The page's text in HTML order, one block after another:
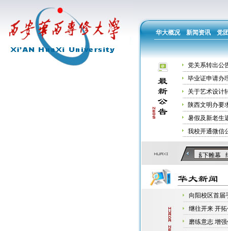
华大概况 新闻资讯 党
党关系转出公
毕业证申请办
关于艺术设计
陕西文明办要
暑假及新老生
我校开通微信
向阳校区首届手机摄影大赛完美落下帷幕
向阳校区首届
继往开来 开
磨练意志 增